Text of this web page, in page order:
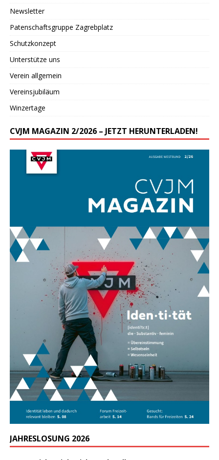
Newsletter
Patenschaftsgruppe Zagrebplatz
Schutzkonzept
Unterstütze uns
Verein allgemein
Vereinsjubiläum
Winzertage
CVJM MAGAZIN 2/2026 – JETZT HERUNTERLADEN!
JAHRESLOSUNG 2026